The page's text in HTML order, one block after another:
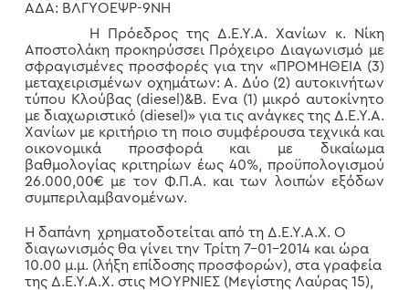
ΑΔΑ: ΒΛΓΥΟΕΨΡ-9ΝΗ
Η Πρόεδρος της Δ.Ε.Υ.Α. Χανίων κ. Νίκη
Αποστολάκη προκηρύσσει Πρόχειρο Διαγωνισμό με
σφραγισμένες προσφορές για την «ΠΡΟΜΗΘΕΙΑ (3)
μεταχειρισμένων οχημάτων: Α. Δύο (2) αυτοκινήτων
τύπου Κλούβας (diesel)&Β. Ενα (1) μικρό αυτοκίνητο
με διαχωριστικό (diesel)» για τις ανάγκες της Δ.Ε.Υ.Α.
Χανίων με κριτήριο τη ποιο συμφέρουσα τεχνικά και
οικονομικά προσφορά και με δικαίωμα
βαθμολογίας κριτηρίων έως 40%, προϋπολογισμού
26.000,00€ με τον Φ.Π.Α. και των λοιπών εξόδων
συμπεριλαμβανομένων.
Η δαπάνη χρηματοδοτείται από τη Δ.Ε.Υ.Α.Χ. Ο
διαγωνισμός θα γίνει την Τρίτη 7-01-2014 και ώρα
10.00 μ.μ. (λήξη επίδοσης προσφορών), στα γραφεία
της Δ.Ε.Υ.Α.Χ. στις ΜΟΥΡΝΙΕΣ (Μεγίστης Λαύρας 15),